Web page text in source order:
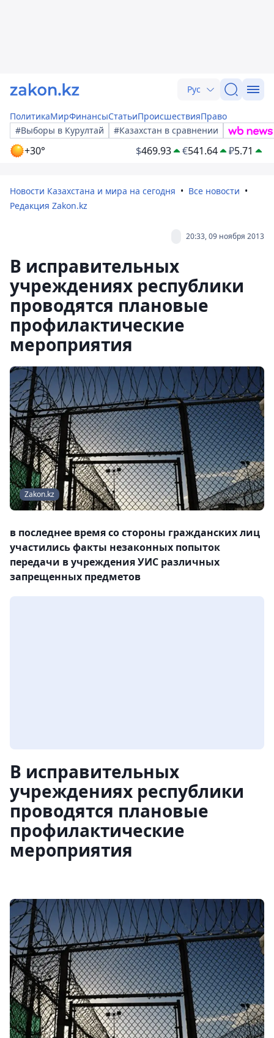
Рус
ПолитикаМирФинансыСтатьиПроисшествияПраво
#Выборы в Курултай
#Казахстан в сравнении
+30° $469.93 €541.64 ₽5.71
Новости Казахстана и мира на сегодня
Все новости
Редакция Zakon.kz
20:33, 09 ноября 2013
В исправительных
учреждениях республики
проводятся плановые
профилактические
мероприятия
Zakon.kz
в последнее время со стороны гражданских лиц
участились факты незаконных попыток
передачи в учреждения УИС различных
запрещенных предметов
В исправительных
учреждениях республики
проводятся плановые
профилактические
мероприятия